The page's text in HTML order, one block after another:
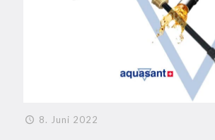
8. Juni 2022